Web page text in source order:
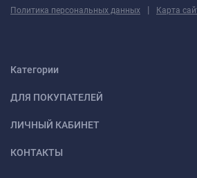
Политика персональных данных | Карта
Категории
ДЛЯ ПОКУПАТЕЛЕЙ
ЛИЧНЫЙ КАБИНЕТ
КОНТАКТЫ